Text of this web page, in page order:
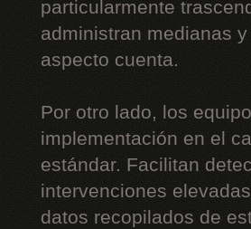
particularmente
administran medianas
aspecto cuenta.
Por otro lado, los
implementación en el
estándar. Facilitan
intervenciones
datos recopilados de